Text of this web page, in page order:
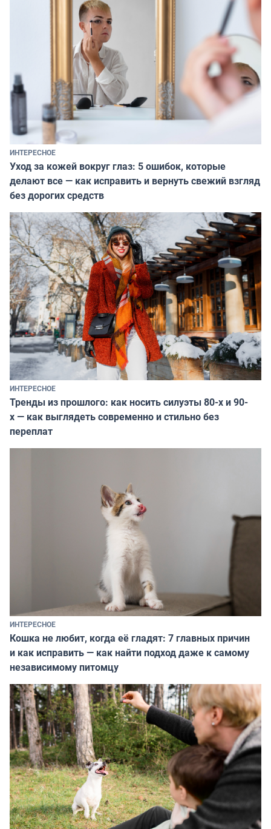
ИНТЕРЕСНОЕ
Уход за кожей вокруг глаз: 5 ошибок, которые
делают все — как исправить и вернуть свежий взгляд
без дорогих средств
ИНТЕРЕСНОЕ
Тренды из прошлого: как носить силуэты 80-х и 90-
х — как выглядеть современно и стильно без
переплат
ИНТЕРЕСНОЕ
Кошка не любит, когда её гладят: 7 главных причин
и как исправить — как найти подход даже к самому
независимому питомцу